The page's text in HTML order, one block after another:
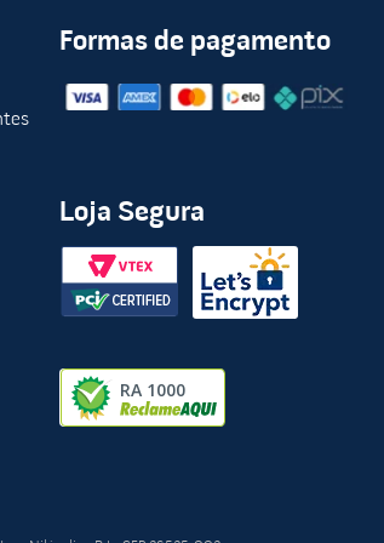
para o dia a dia.
a oportunidade e invista em um
Formas de pagamento
Loja Segura